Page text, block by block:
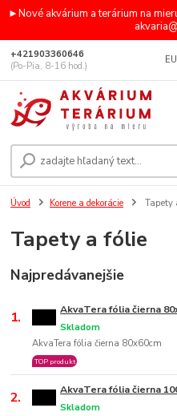
►Nové akvárium a terárium na
+421903360646
(Po-Pia, 8-16 hod.)
Úvod Korene a dekorácie Tapety
Tapety a fólie
Najpredávanejšie
1. AkvaTera fólia čierna
AkvaTera fólia čierna 80x60cm
Skladom
TOP produkt
2. AkvaTera fólia čierna
Skladom